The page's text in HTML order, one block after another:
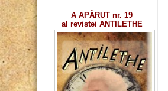
A APĂRUT nr. 19
al revistei ANTILETHE